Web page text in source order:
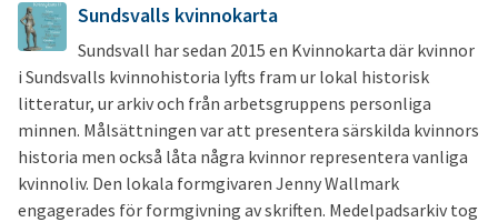
Sundsvalls kvinnokarta
Sundsvall har sedan 2015 en Kvinnokarta där kvinnor
i Sundsvalls kvinnohistoria lyfts fram ur lokal historisk
litteratur, ur arkiv och från arbetsgruppens personliga
minnen. Målsättningen var att presentera särskilda kvinnors
historia men också låta några kvinnor representera vanliga
kvinnoliv. Den lokala formgivaren Jenny Wallmark
engagerades för formgivning av skriften. Medelpadsarkiv tog